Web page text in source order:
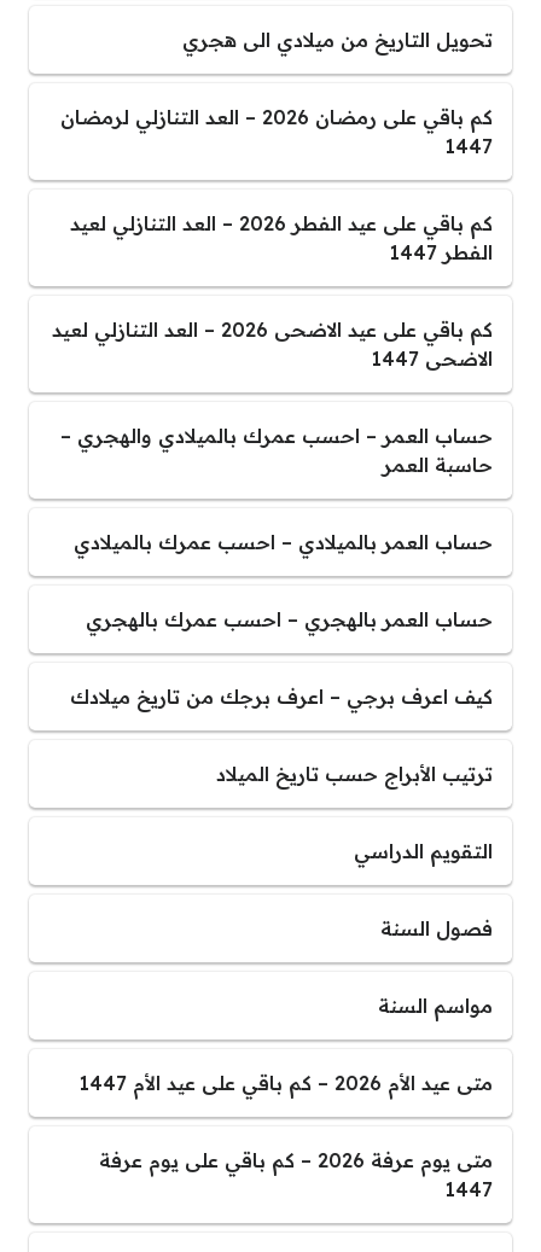
تحويل التاريخ من ميلادي الى هجري
كم باقي على رمضان 2026 – العد التنازلي لرمضان
1447
كم باقي على عيد الفطر 2026 – العد التنازلي لعيد
الفطر 1447
كم باقي على عيد الاضحى 2026 – العد التنازلي لعيد
الاضحى 1447
حساب العمر – احسب عمرك بالميلادي والهجري –
حاسبة العمر
حساب العمر بالميلادي – احسب عمرك بالميلادي
حساب العمر بالهجري – احسب عمرك بالهجري
كيف اعرف برجي – اعرف برجك من تاريخ ميلادك
ترتيب الأبراج حسب تاريخ الميلاد
التقويم الدراسي
فصول السنة
مواسم السنة
متى عيد الأم 2026 – كم باقي على عيد الأم 1447
متى يوم عرفة 2026 – كم باقي على يوم عرفة
1447